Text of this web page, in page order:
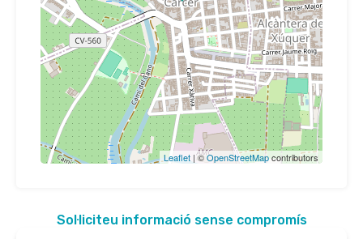
Leaflet | ©OpenStreetMapcontributors
Sol·liciteu informació sense compromís